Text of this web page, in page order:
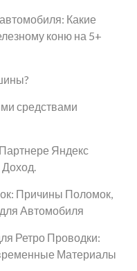
Какие
коню на 5+
средствами
Яндекс
Причины Поломок,
Автомобиля
Ретро Проводки:
Материалы